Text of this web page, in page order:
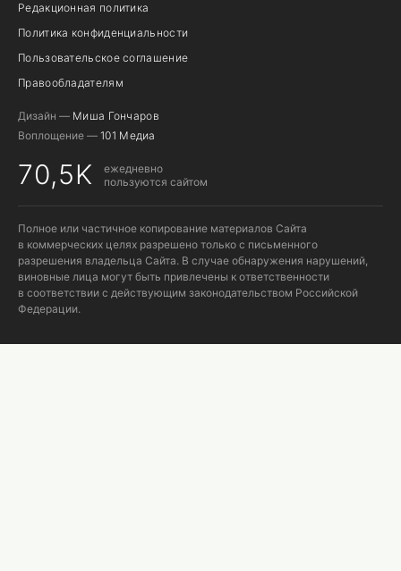
Редакционная политика
Политика конфиденциальности
Пользовательское соглашение
Правообладателям
Дизайн — Миша Гончаров
Воплощение — 101 Медиа
70,5K
ежедневно
пользуются сайтом
Полное или частичное копирование материалов Сайта
в коммерческих целях разрешено только с письменного
разрешения владельца Сайта. В случае обнаружения нарушений,
виновные лица могут быть привлечены к ответственности
в соответствии с действующим законодательством Российской
Федерации.